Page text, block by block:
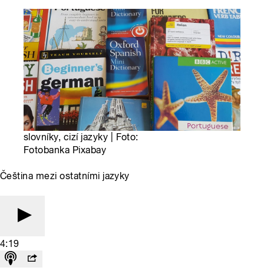
slovníky, cizí jazyky | Foto:
Fotobanka Pixabay
Čeština mezi ostatními jazyky
4:19